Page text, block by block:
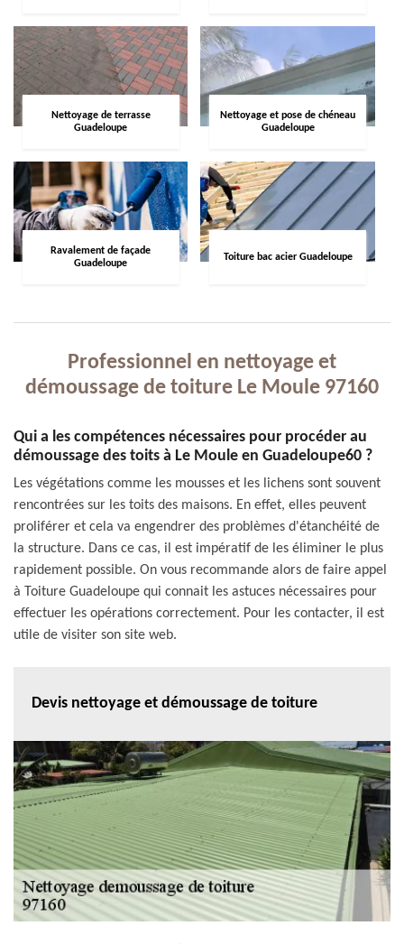
Nettoyage de terrasse
Guadeloupe
Nettoyage et pose de chéneau
Guadeloupe
Ravalement de façade
Guadeloupe
Toiture bac acier Guadeloupe
Professionnel en nettoyage et
démoussage de toiture Le Moule 97160
Qui a les compétences nécessaires pour procéder au
démoussage des toits à Le Moule en Guadeloupe60 ?
Les végétations comme les mousses et les lichens sont souvent
rencontrées sur les toits des maisons. En effet, elles peuvent
proliférer et cela va engendrer des problèmes d'étanchéité de
la structure. Dans ce cas, il est impératif de les éliminer le plus
rapidement possible. On vous recommande alors de faire appel
à Toiture Guadeloupe qui connait les astuces nécessaires pour
effectuer les opérations correctement. Pour les contacter, il est
utile de visiter son site web.
Devis nettoyage et démoussage de toiture